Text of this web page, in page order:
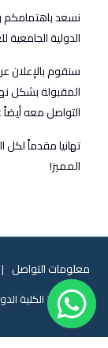
نسعد باهتمامكم
الدولية الجامعية
سنقوم بالإعلان
المقبولة بشكل
التواصل معه أيضاً
تهانيا مقدماً
المميز!
معلومات التواصل
© 2026 الكلية الدولية الجامعية للعلوم والصحة - جميع الحقوق محفوظة